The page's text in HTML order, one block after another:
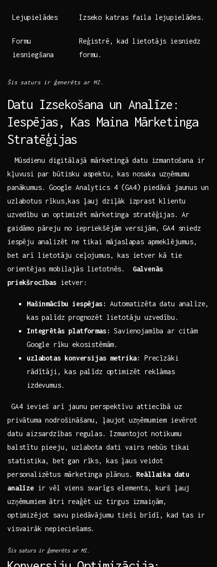
Lejupielādes Izseko katras faila lejupielādes.
Formu
‍iesniegšana
Reģistrē, kad lietotājs ⁢iesniedz
formu.
Šis saturs ir ģenerēts ar MI.
Datu Izsekošana un Analīze:
Iespējas, Kas Maina Mārketinga‌
Stratēģijas
⁢ ⁤ Mūsdienu ‍digitālajā mārketingā datu izmantošana‍ ir‌
kļuvusi par būtisku aspektu, kas‌ nosaka uzņēmumu
panākumus. Google Analytics 4 (GA4) piedāvā​ jaunus ‌un
uzlabotus rīkus,kas ļauj dziļāk⁤ izprast ‌klientu
uzvedību un optimizēt​ mārketinga⁣ stratēģijas. Ar
gaidāmo​ pāreju no iepriekšējām versijām,⁣ GA4 sniedz
iespēju ⁢analizēt ne⁢ tikai mājaslapas ‍apmeklējumus,
bet arī lietotāju ceļojumus, kas⁣ ietver kā tie
‍orientējas mobilajās ​lietotnēs. ‌ Galvenās
priekšrocības ietver: ‍ ‍
Mašinmācību iespējas: Automatizēta‍ datu analīze,
kas palīdz ​prognozēt lietotāju uzvedību.
Integrētās platformas: ‌Savienojamība ‍ar citām
Google rīku ekosistēmām.
uzlabotas ⁤konversijas metrika:
Precīzāki
‍rādītāji, kas palīdz ‌optimizēt reklāmas
izdevumus.
‍ GA4 ievieš arī jaunu perspektīvu attiecībā uz
privātuma nodrošināšanu, ļaujot⁣ uzņēmumiem ievērot
datu aizsardzības⁤ regulas. ⁢Izmantojot⁢ notikumu
balstītu pieeju, uzlabota dati vairs nebūs tikai
statistika, bet gan rīks, kas ļaus veidot
personalizētus ‌mārketinga ⁣plānus. Reāllaika datu
analīzeir vēl viens‌ svarīgs elements, kurš ļauj
uzņēmumiem ātri reaģēt uz ⁢tirgus izmaiņām,
optimizējot savu piedāvājumu tieši​ brīdī, ⁢kad tas ir
visvairāk nepieciešams.
Šis saturs ir ģenerēts ar MI.